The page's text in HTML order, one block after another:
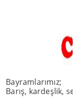
Bayramlarımız;
Barış, kardeşlik,